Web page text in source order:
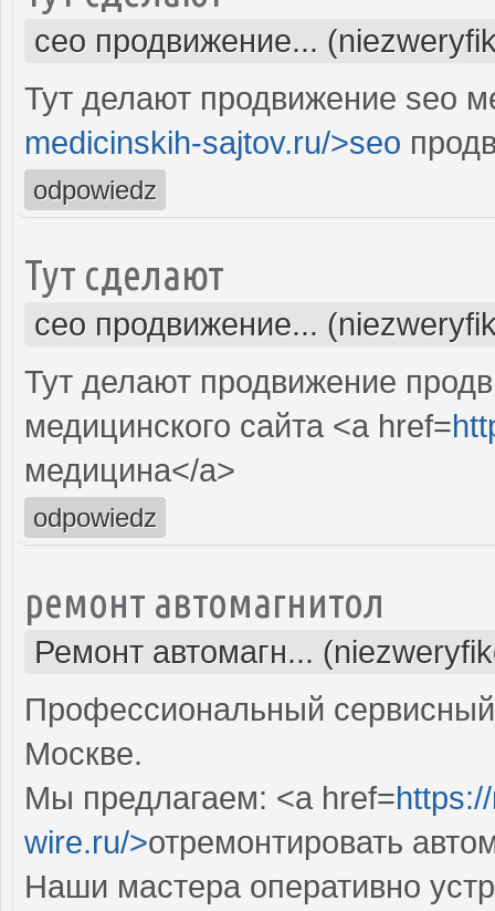
сео продвижение...
Тут делают продвижение seo
medicinskih-sajtov.ru/>seo
odpowiedz
Тут сделают
сео продвижение...
Тут делают продвижение
медицинского сайта <a href=
медицина</a>
odpowiedz
ремонт автомагнитол
Ремонт автомагн...
Профессиональный
Москве.
Мы предлагаем: <a href=
wire.ru/>отремонтировать
Наши мастера оперативно